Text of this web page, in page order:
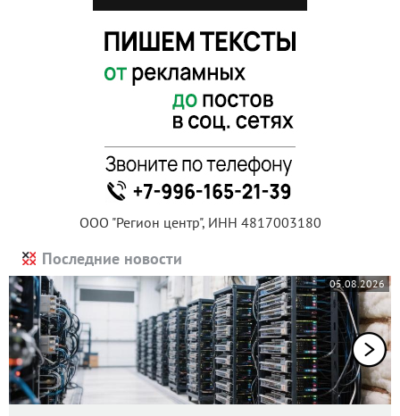
ООО "Регион центр", ИНН 4817003180
Последние новости
05.08.2026